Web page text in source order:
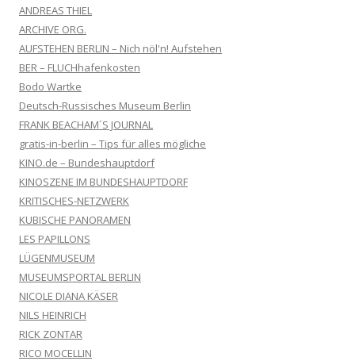
ANDREAS THIEL
ARCHIVE ORG.
AUFSTEHEN BERLIN – Nich nöl'n! Aufstehen
BER – FLUCHhafenkosten
Bodo Wartke
Deutsch-Russisches Museum Berlin
FRANK BEACHAM´S JOURNAL
gratis-in-berlin – Tips für alles mögliche
KINO.de – Bundeshauptdorf
KINOSZENE IM BUNDESHAUPTDORF
KRITISCHES-NETZWERK
KUBISCHE PANORAMEN
LES PAPILLONS
LÜGENMUSEUM
MUSEUMSPORTAL BERLIN
NICOLE DIANA KÄSER
NILS HEINRICH
RICK ZONTAR
RICO MOCELLIN